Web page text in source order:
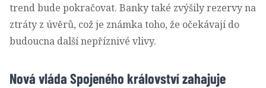
trend bude pokračovat. Banky také zvýšily rezervy na
ztráty z úvěrů, což je známka toho, že očekávají do
budoucna další nepříznivé vlivy.
Nová vláda Spojeného království zahajuje